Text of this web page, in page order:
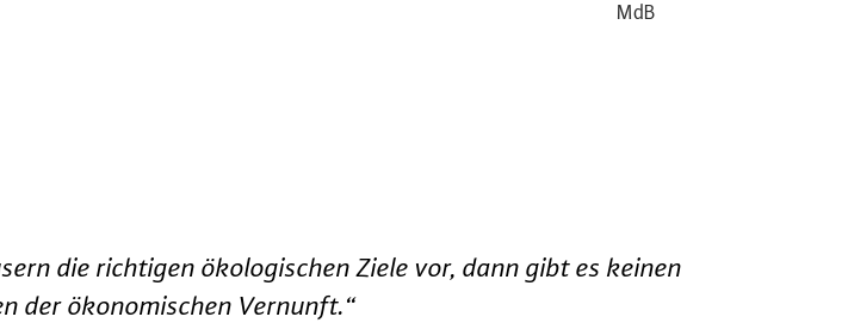
MdB
die richtigen ökologischen Ziele vor, dann gibt es keinen
der ökonomischen Vernunft.“